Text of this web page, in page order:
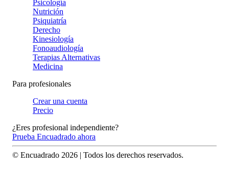
Psicología
Nutrición
Psiquiatría
Derecho
Kinesiología
Fonoaudiología
Terapias Alternativas
Medicina
Para profesionales
Crear una cuenta
Precio
¿Eres profesional independiente?
Prueba Encuadrado ahora
© Encuadrado 2026 | Todos los derechos reservados.